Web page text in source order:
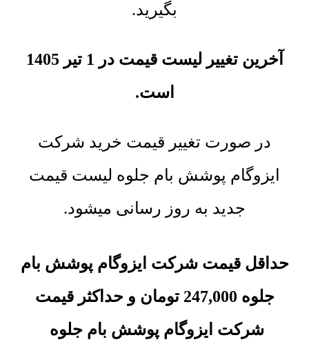
بگیرید.
آخرین تغییر لیست قیمت در 1 تیر 1405
است.
در صورت تغییر قیمت خرید شرکت
ایزوگام پوشش بام جلوه لیست قیمت
جدید به روز رسانی میشود.
حداقل قیمت شرکت ایزوگام پوشش بام
جلوه 247,000 تومان و حداکثر قیمت
شرکت ایزوگام پوشش بام جلوه